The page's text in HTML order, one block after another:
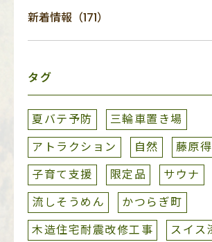
新着情報（171）
タグ
夏バテ予防
三輪車置き場
アトラクション
自然
藤原
子育て支援
限定品
サウナ
流しそうめん
かつらぎ町
木造住宅耐震改修工事
スイス